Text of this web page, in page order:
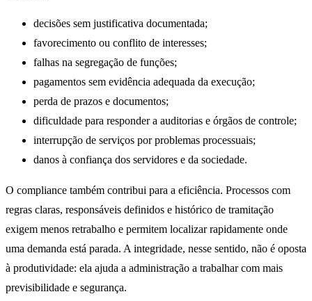
decisões sem justificativa documentada;
favorecimento ou conflito de interesses;
falhas na segregação de funções;
pagamentos sem evidência adequada da execução;
perda de prazos e documentos;
dificuldade para responder a auditorias e órgãos de controle;
interrupção de serviços por problemas processuais;
danos à confiança dos servidores e da sociedade.
O compliance também contribui para a eficiência. Processos com
regras claras, responsáveis definidos e histórico de tramitação
exigem menos retrabalho e permitem localizar rapidamente onde
uma demanda está parada. A integridade, nesse sentido, não é oposta
à produtividade: ela ajuda a administração a trabalhar com mais
previsibilidade e segurança.